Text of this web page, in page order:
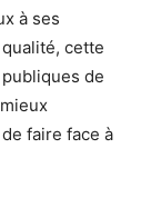
à ses
cette
de
faire face à